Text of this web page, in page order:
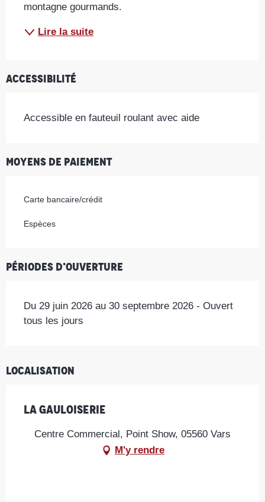
montagne gourmands.
Lire la suite
Accessibilité
Accessible en fauteuil roulant avec aide
Moyens de paiement
Carte bancaire/crédit
Espèces
Périodes d'ouverture
Du 29 juin 2026 au 30 septembre 2026 - Ouvert
tous les jours
Localisation
La Gauloiserie
Centre Commercial, Point Show, 05560 Vars
M'y rendre